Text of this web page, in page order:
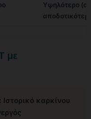
Υψηλότερο
με
Ιστορικό καρκίνου